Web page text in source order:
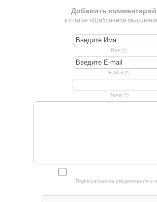
Добавить комментарий
к статье «Шаблонное
Имя (*)
E-Mail (*)
Тема (*)
Подписаться на уведомления о